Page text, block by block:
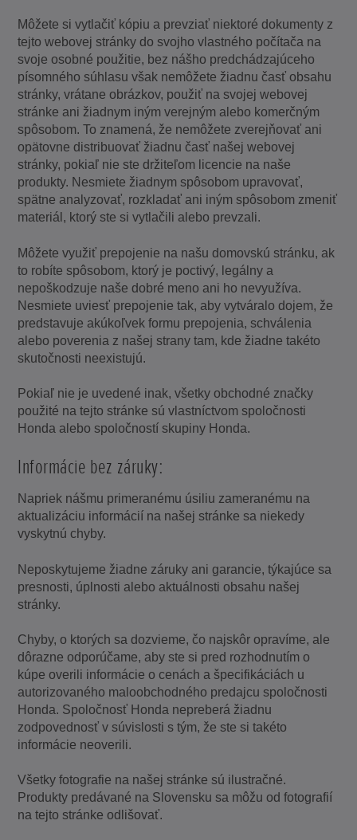
Môžete si vytlačiť kópiu a prevziať niektoré dokumenty z
tejto webovej stránky do svojho vlastného počítača na
svoje osobné použitie, bez nášho predchádzajúceho
písomného súhlasu však nemôžete žiadnu časť obsahu
stránky, vrátane obrázkov, použiť na svojej webovej
stránke ani žiadnym iným verejným alebo komerčným
spôsobom. To znamená, že nemôžete zverejňovať ani
opätovne distribuovať žiadnu časť našej webovej
stránky, pokiaľ nie ste držiteľom licencie na naše
produkty. Nesmiete žiadnym spôsobom upravovať,
spätne analyzovať, rozkladať ani iným spôsobom zmeniť
materiál, ktorý ste si vytlačili alebo prevzali.
Môžete využiť prepojenie na našu domovskú stránku, ak
to robíte spôsobom, ktorý je poctivý, legálny a
nepoškodzuje naše dobré meno ani ho nevyužíva.
Nesmiete uviesť prepojenie tak, aby vytváralo dojem, že
predstavuje akúkoľvek formu prepojenia, schválenia
alebo poverenia z našej strany tam, kde žiadne takéto
skutočnosti neexistujú.
Pokiaľ nie je uvedené inak, všetky obchodné značky
použité na tejto stránke sú vlastníctvom spoločnosti
Honda alebo spoločností skupiny Honda.
Informácie bez záruky:
Napriek nášmu primeranému úsiliu zameranému na
aktualizáciu informácií na našej stránke sa niekedy
vyskytnú chyby.
Neposkytujeme žiadne záruky ani garancie, týkajúce sa
presnosti, úplnosti alebo aktuálnosti obsahu našej
stránky.
Chyby, o ktorých sa dozvieme, čo najskôr opravíme, ale
dôrazne odporúčame, aby ste si pred rozhodnutím o
kúpe overili informácie o cenách a špecifikáciách u
autorizovaného maloobchodného predajcu spoločnosti
Honda. Spoločnosť Honda nepreberá žiadnu
zodpovednosť v súvislosti s tým, že ste si takéto
informácie neoverili.
Všetky fotografie na našej stránke sú ilustračné.
Produkty predávané na Slovensku sa môžu od fotografií
na tejto stránke odlišovať.